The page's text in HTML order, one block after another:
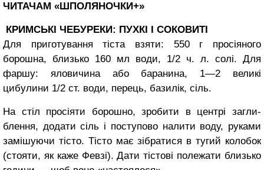
ЧИТАЧАМ «ШПОЛЯНОЧКИ+»
КРИМСЬКІ ЧЕБУРЕКИ: ПУХКІ І СОКОВИТІ
Для приготування тіста взяти: 550 г просіяного
борошна, близько 160 мл води, 1/2 ч. л. солі. Для
фаршу: яловичина або баранина, 1—2 великі
цибулини 1/2 ст. води, пе­рець, базилік, сіль.
На стіл просіяти борош­но, зробити в центрі загли­
блення, додати сіль і посту­пово налити воду, руками
замішуючи тісто. Тісто має зібратися в тугий колобок
(стояти, як каже Февзі). Дати тістові полежати близько